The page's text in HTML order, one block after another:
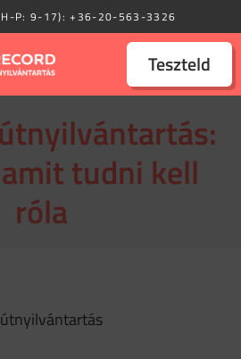
P: 9-17):+36-20-563-3326
Teszteld
tudni kell
róla